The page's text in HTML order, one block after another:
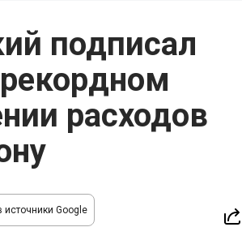
подписал
расходов
источники Google